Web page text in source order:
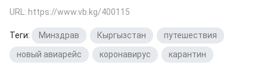
URL: https://www.vb.kg/400115
Теги: Минздрав Кыргызстан путешествия
новый авиарейс
коронавирус карантин